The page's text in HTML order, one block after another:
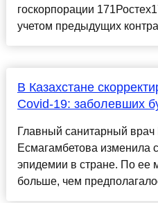
госкорпорации
учетом предыдущих
В Казахстане
Covid-19: заболевших
Главный санитарный врач
Есмагамбетова изменила
эпидемии в стране. По ее
больше, чем